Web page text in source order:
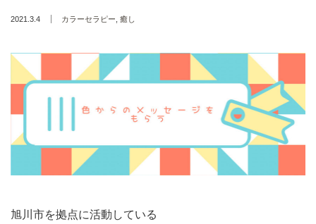
2021.3.4 カラーセラピー, 癒し
旭川市を拠点に活動している